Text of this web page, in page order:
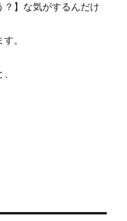
】な気がするんだけ
。